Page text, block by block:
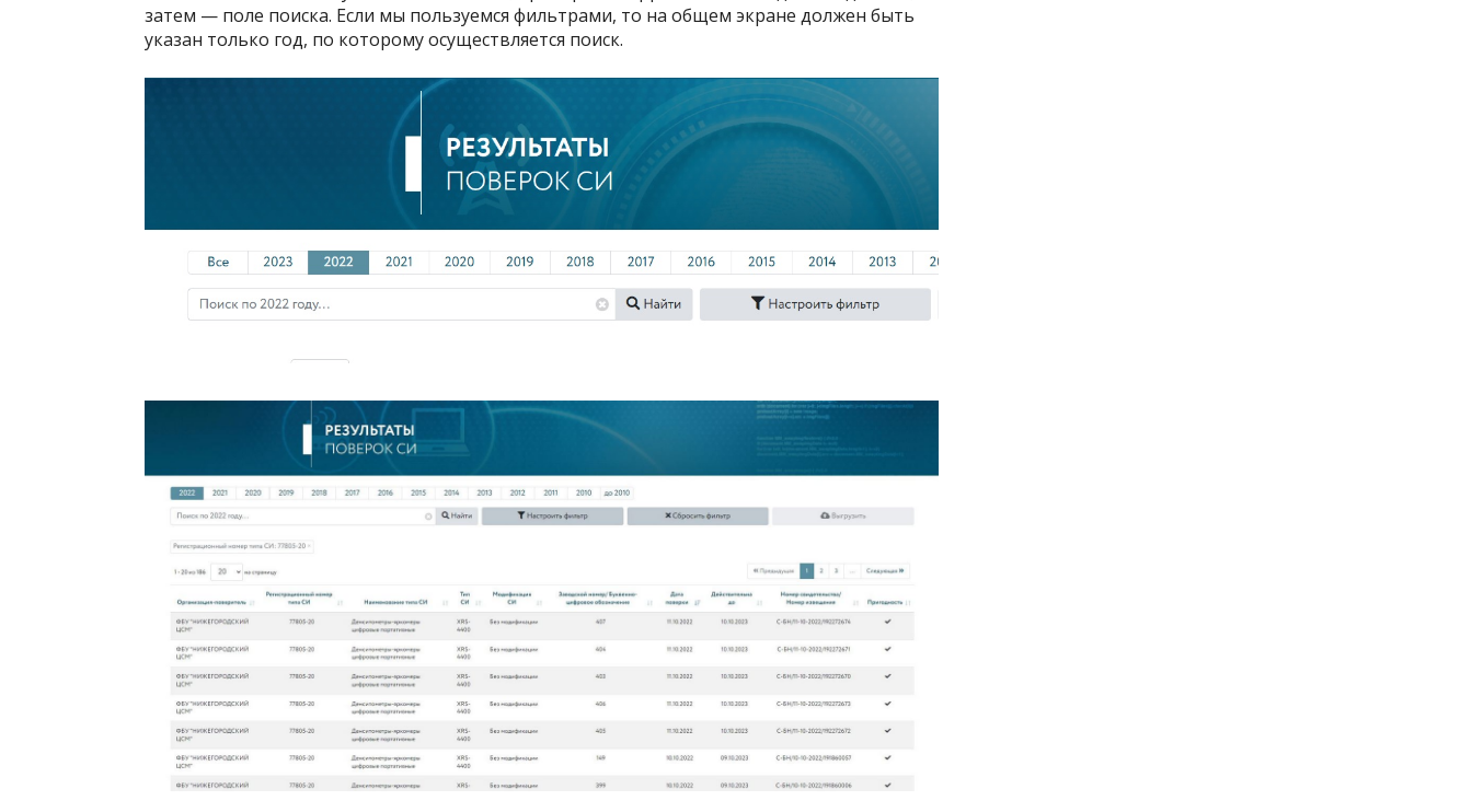
затем — поле поиска. Если мы пользуемся фильтрами, то на общем экране должен быть
указан только год, по которому осуществляется поиск.